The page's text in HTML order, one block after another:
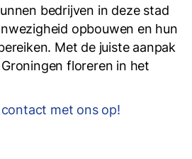
bedrijven in deze stad
opbouwen en hun
Met de juiste aanpak
floreren in het
met ons op!